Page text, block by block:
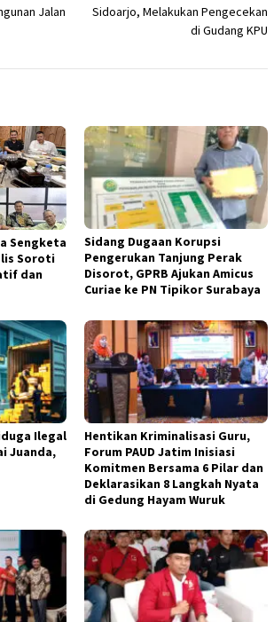
Jalan
Sidoarjo, Melakukan Pengecekan
di Gudang KPU
Sengketa
Soroti
dan
Sidang Dugaan Korupsi
Pengerukan Tanjung Perak
Disorot, GPRB Ajukan Amicus
Curiae ke PN Tipikor Surabaya
Ilegal
Juanda,
Hentikan Kriminalisasi Guru,
Forum PAUD Jatim Inisiasi
Komitmen Bersama 6 Pilar dan
Deklarasikan 8 Langkah Nyata
di Gedung Hayam Wuruk